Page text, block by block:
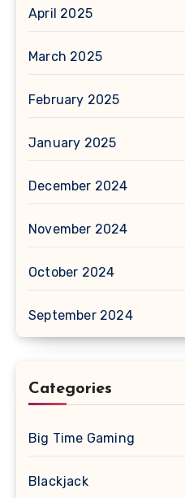
April 2025
March 2025
February 2025
January 2025
December 2024
November 2024
October 2024
September 2024
Categories
Big Time Gaming
Blackjack